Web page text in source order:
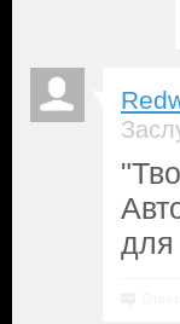
для